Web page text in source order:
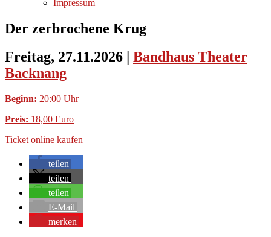
Impressum
Der zerbrochene Krug
Freitag, 27.11.2026 | Bandhaus Theater
Backnang
Beginn: 20:00 Uhr
Preis: 18,00 Euro
Ticket online kaufen
teilen
teilen
teilen
E-Mail
merken